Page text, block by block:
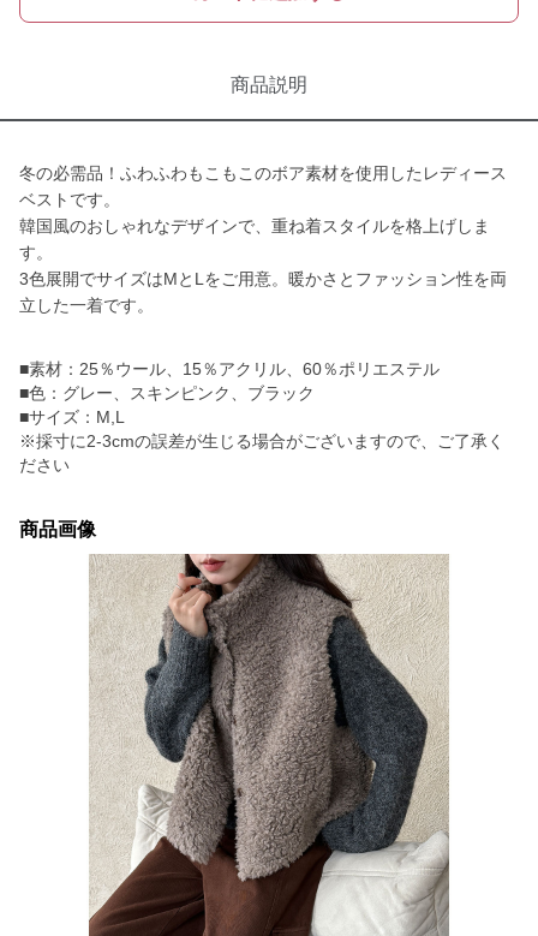
商品説明
冬の必需品！ふわふわもこもこのボア素材を使用したレディース
ベストです。
韓国風のおしゃれなデザインで、重ね着スタイルを格上げしま
す。
3色展開でサイズはMとLをご用意。暖かさとファッション性を両
立した一着です。
■素材：25％ウール、15％アクリル、60％ポリエステル
■色：グレー、スキンピンク、ブラック
■サイズ：M,L
※採寸に2-3cmの誤差が生じる場合がございますので、ご了承く
ださい
商品画像